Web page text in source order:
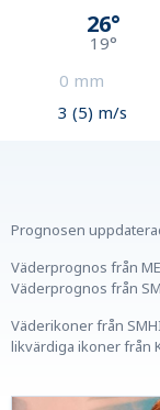
26°
19°
0 mm
3 (5) m/s
Prognosen
Väderprognos från
Väderprognos från
Väderikoner från
likvärdiga ikoner från